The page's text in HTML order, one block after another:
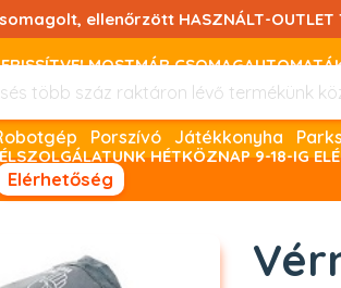
ellenőrzött HASZNÁLT-OUTLET
FRISSÍTVE! MOSTMÁR
ONLINE BANKKÁRTYÁVAL
HÉTKÖZNAP 9-18-IG
Porszívó Játékkonyha
Elérhetőség